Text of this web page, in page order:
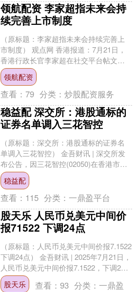
领航配资 李家超指未来会持
续完善上市制度
（原标题：李家超指未来会持续完善上
市制度） 观点网 香港报道：7月21日，
香港行政长官李家超在社交平台帖文
称，去年9月23日起，香港交易所实施打
风不停市安排，落....
领航配资
查看：79 分类：炒股配资服务
稳益配 深交所：港股通标的
证券名单调入三花智控
（原标题：深交所：港股通标的证券名
单调入三花智控） 金吾财讯 | 深交所发
布公告，因三花智控(02050)在香港市场
价格稳定期结束且相应A股上市满10个交
易日，....
稳益配
查看： 115 分类： 一鼎盈平台
股天乐 人民币兑美元中间价
报71522 下调24点
（原标题：人民币兑美元中间价报7.1522
下调24点） 金吾财讯 | 2025年7月21日，
人民币兑美元中间价报7.1522，下调24
点。....
股天乐 查看： 93 分类： 一鼎盈